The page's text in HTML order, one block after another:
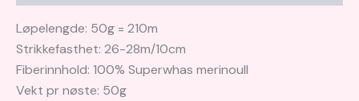
Løpelengde: 50g = 210m
Strikkefasthet: 26-28m/10cm
Fiberinnhold: 100% Superwhas merinoull
Vekt pr nøste: 50g